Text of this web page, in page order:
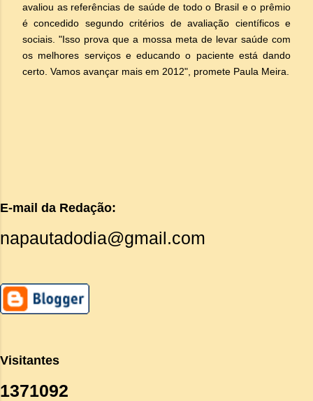
avaliou as referências de saúde de todo o Brasil e o prêmio
é concedido segundo critérios de avaliação científicos e
sociais. "Isso prova que a mossa meta de levar saúde com
os melhores serviços e educando o paciente está dando
certo. Vamos avançar mais em 2012", promete Paula Meira.
E-mail da Redação:
napautadodia@gmail.com
Visitantes
1371092